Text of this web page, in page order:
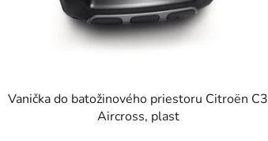
Vanička do batožinového priestoru Citroën C3
Aircross, plast